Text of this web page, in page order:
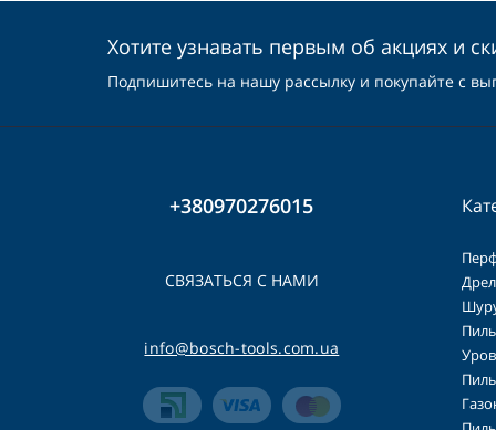
Хотите узнавать первым об акциях и
Подпишитесь на нашу рассылку и покупайте с
+380970276015
СВЯЗАТЬСЯ С НАМИ
info@bosch-tools.com.ua